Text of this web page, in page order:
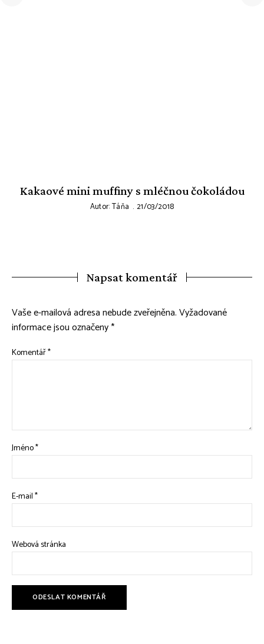
Kakaové mini muffiny s mléčnou čokoládou
Autor:Táňa 21/03/2018
Napsat komentář
Vaše e-mailová adresa nebude zveřejněna.Vyžadované
informace jsou označeny*
Komentář*
Jméno*
E-mail*
Webová stránka